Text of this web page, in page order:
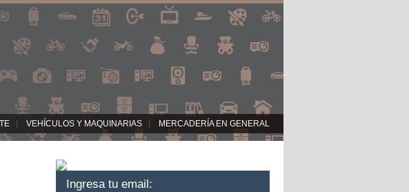
VEHÍCULOS Y MAQUINARIAS MERCADERÍA EN GENERAL
Ingresa tu email: